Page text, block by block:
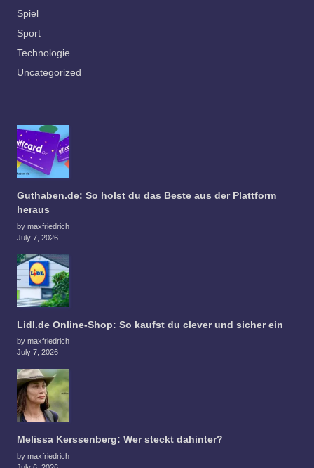
Spiel
Sport
Technologie
Uncategorized
Guthaben.de: So holst du das Beste aus der Plattform
heraus
by maxfriedrich
July 7, 2026
Lidl.de Online-Shop: So kaufst du clever und sicher ein
by maxfriedrich
July 7, 2026
Melissa Kerssenberg: Wer steckt dahinter?
by maxfriedrich